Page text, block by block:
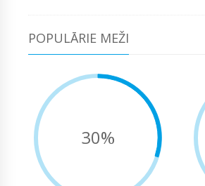
POPULĀRIE MEŽI
30%